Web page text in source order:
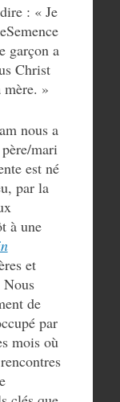
: « Je
garçon a
Christ
»
nous a
mari
est né
par la
à une
et
de
par
mois où